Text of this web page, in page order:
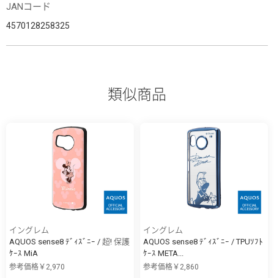
JANコード
4570128258325
類似商品
イングレム
AQUOS sense8 ﾃﾞｨｽﾞﾆｰ / 超! 保護
ｹｰｽ MiA
参考価格￥2,970
イングレム
AQUOS sense8 ﾃﾞｨｽﾞﾆｰ / TPUｿﾌﾄ
ｹｰｽ META...
参考価格￥2,860